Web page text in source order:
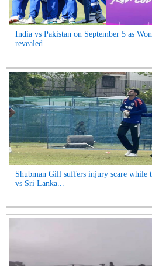
India vs Pakistan on September 5 as
revealed...
Shubman Gill suffers injury scare while
vs Sri Lanka...